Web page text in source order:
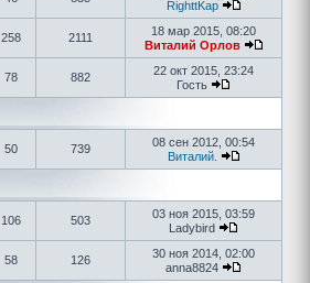
RighttKap
258 2111
18 мар 2015, 08:20
Виталий Орлов
78 882
22 окт 2015, 23:24
Гость
50 739
08 сен 2012, 00:54
Виталий.
106 503
03 ноя 2015, 03:59
Ladybird
58 126
30 ноя 2014, 02:00
anna8824